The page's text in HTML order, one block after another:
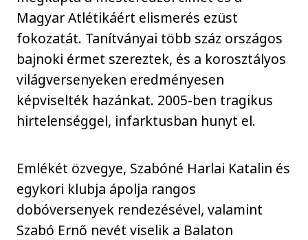
Magyar Atlétikáért elismerés ezüst
fokozatát. Tanítványai több száz országos
bajnoki érmet szereztek, és a korosztályos
világversenyeken eredményesen
képviselték hazánkat. 2005-ben tragikus
hirtelenséggel, infarktusban hunyt el.
Emlékét özvegye, Szabóné Harlai Katalin és
egykori klubja ápolja rangos
dobóversenyek rendezésével, valamint
Szabó Ernő nevét viselik a Balaton